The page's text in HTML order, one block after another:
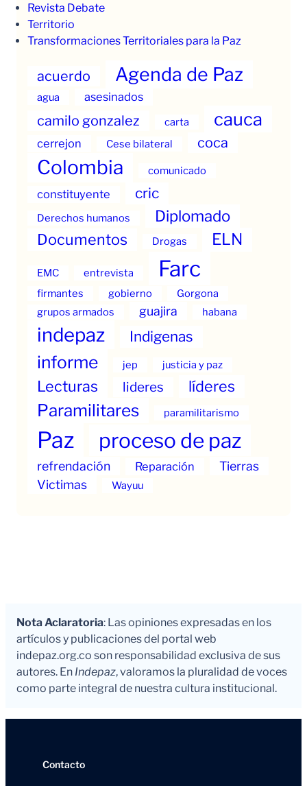
Revista Debate
Territorio
Transformaciones Territoriales para la Paz
acuerdo Agenda de Paz
agua asesinados
camilo gonzalez carta cauca
cerrejon Cese bilateral coca
Colombia comunicado
constituyente cric
Derechos humanos Diplomado
Documentos Drogas ELN
EMC entrevista Farc
firmantes gobierno
Gorgona
grupos armados
guajira habana
indepaz Indigenas
informe jep justicia y paz
Lecturas lideres líderes
Paramilitares paramilitarismo
Paz proceso de paz
refrendación Reparación
Tierras
Victimas
Wayuu
Nota Aclaratoria: Las opiniones expresadas en los
artículos y publicaciones del portal web
indepaz.org.co son responsabilidad exclusiva de sus
autores. En Indepaz, valoramos la pluralidad de voces
como parte integral de nuestra cultura institucional.
Contacto